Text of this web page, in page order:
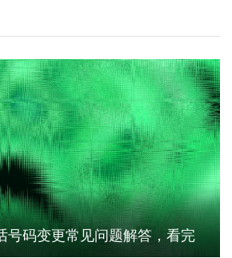
号码变更常见问题解答，看完